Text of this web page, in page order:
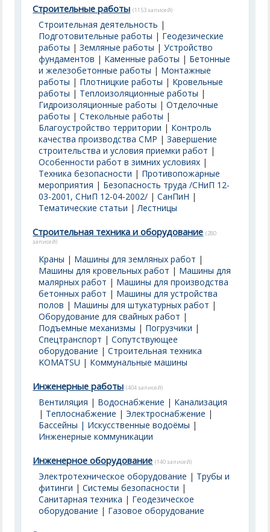
Строительные работы (1153 записей)
Строительная деятельность |
Подготовительные работы | Геодезические
работы |Земляные работы |Устройство
фундаментов | Каменные работы | Бетонные
и железобетонные работы | Монтажные
работы | Плотницкие работы | Кровельные
работы | Теплоизоляционные работы |
Гидроизоляционные работы |Отделочные
работы |Стекольные работы |
Благоустройство территории | Контроль
качества производства СМР |Завершение
строительства и условия приемки работ |
Особенности работ в зимних условиях |
Техника безопасности | Противопожарные
мероприятия | Безопасность труда /СНиП 12-
03-2001, СНиП 12-04-2002/ |СанПиН |
Тематические статьи |Лестницы
Строительная техника и оборудование (280
записей)
Краны | Машины для земляных работ |
Машины для кровельных работ | Машины для
малярных работ | Машины для производства
бетонных работ | Машины для устройства
полов | Машины для штукатурных работ |
Оборудование для свайных работ |
Подъемные механизмы | Погрузчики |
Спецтранспорт |Сопутствующее
оборудование |Строительная техника
KOMATSU | Коммунальные машины
Инженерные работы (404 записей)
Вентиляция | Водоснабжение | Канализация
| Теплоснабжение |Электроснабжение |
Бассейны | Искусственные водоёмы |
Инженерные коммуникации
Инженерное оборудование (140 записей)
Электротехническое оборудование | Трубы и
фитинги |Системы безопасности |
Санитарная техника | Геодезическое
оборудование | Газовое оборудование